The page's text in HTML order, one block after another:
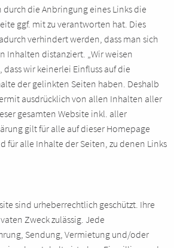
die Anbringung eines Links die
ggf. mit zu verantworten hat. Dies
verhindert werden, dass man sich
Inhalten distanziert. „Wir weisen
wir keinerlei Einfluss auf die
der gelinkten Seiten haben. Deshalb
ausdrücklich von allen Inhalten aller
gesamten Website inkl. aller
gilt für alle auf dieser Homepage
für alle Inhalte der Seiten, zu denen Links
sind urheberrechtlich geschützt. Ihre
Zweck zulässig. Jede
Sendung, Vermietung und/oder